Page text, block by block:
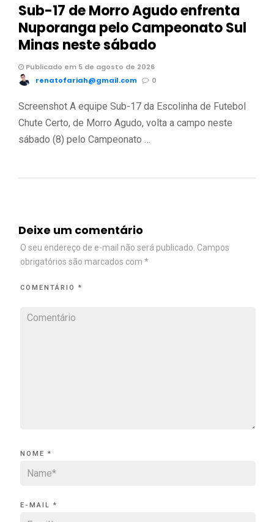
Sub-17 de Morro Agudo enfrenta
Nuporanga pelo Campeonato Sul
Minas neste sábado
Publicado em 5 de agosto de 2026
renatofariah@gmail.com
0
Screenshot A equipe Sub-17 da Escolinha de Futebol
Chute Certo, de Morro Agudo, volta a campo neste
sábado (8) pelo Campeonato …
Deixe um comentário
O seu endereço de e-mail não será publicado. Campos
obrigatórios são marcados com *
COMENTÁRIO *
NOME *
E-MAIL *